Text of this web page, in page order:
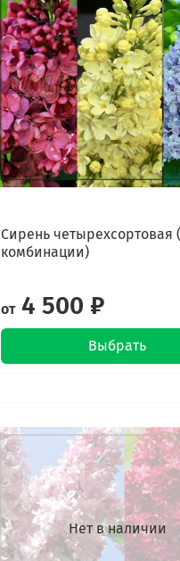
Сирень четырехсортовая
комбинации)
от4 500 ₽
Выбрать
Нет в наличии